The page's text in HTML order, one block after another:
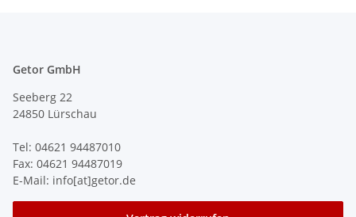
Getor GmbH
Seeberg 22
24850 Lürschau
Tel: 04621 94487010
Fax: 04621 94487019
E-Mail: info[at]getor.de